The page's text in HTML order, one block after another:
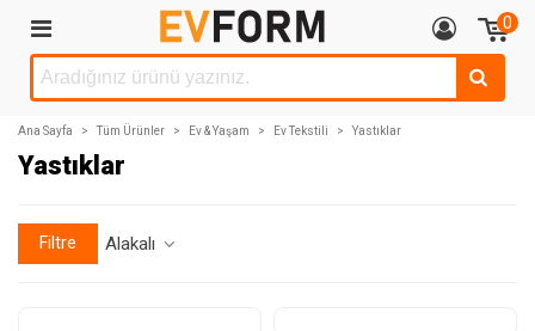
0
Ana Sayfa > Tüm Ürünler > Ev & Yaşam > Ev Tekstili > Yastıklar
Yastıklar
Filtre Alakalı